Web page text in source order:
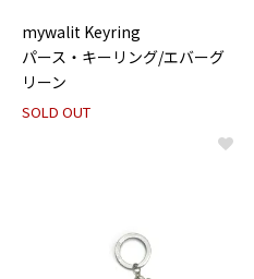
mywalit Keyring
パース・キーリング/エバーグ
リーン
SOLD OUT